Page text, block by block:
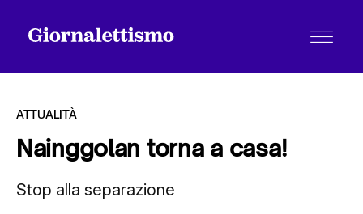
Tutti gli articoli
ATTUALITÀ
Nainggolan torna a casa!
Stop alla separazione